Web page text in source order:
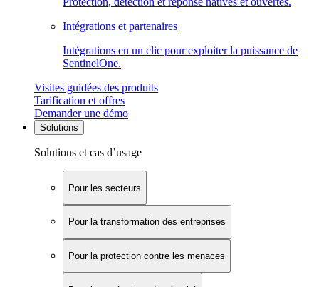
Intégrations et partenaires
Intégrations en un clic pour exploiter la puissance de
SentinelOne.
Visites guidées des produits
Tarification et offres
Demander une démo
Solutions
Solutions et cas d’usage
Pour les secteurs
Pour la transformation des entreprises
Pour la protection contre les menaces